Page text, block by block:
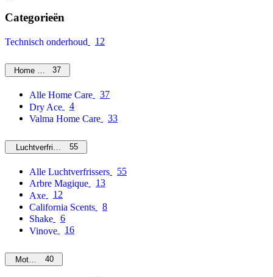
Categorieën
Technisch onderhoud 12
Home Care37
Alle Home Care
37
Dry Ace
4
Valma Home Care
33
Luchtverfrissers55
Alle Luchtverfrissers
55
Arbre Magique
13
Axe
12
California Scents
8
Shake
6
Vinove
16
Motorolie40